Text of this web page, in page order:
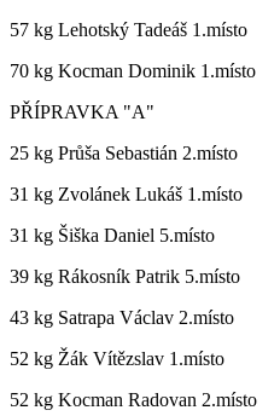
57 kg Lehotský Tadeáš 1.místo
70 kg Kocman Dominik 1.místo
PŘÍPRAVKA "A"
25 kg Průša Sebastián 2.místo
31 kg Zvolánek Lukáš 1.místo
31 kg Šiška Daniel 5.místo
39 kg Rákosník Patrik 5.místo
43 kg Satrapa Václav 2.místo
52 kg Žák Vítězslav 1.místo
52 kg Kocman Radovan 2.místo